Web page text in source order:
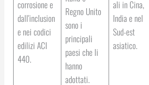
corrosione e
dall'inclusion
e nei codici
edilizi ACI
440.
Regno Unito
sono i
principali
paesi che li
hanno
adottati.
ali in Cina,
India e nel
Sud-est
asiatico.